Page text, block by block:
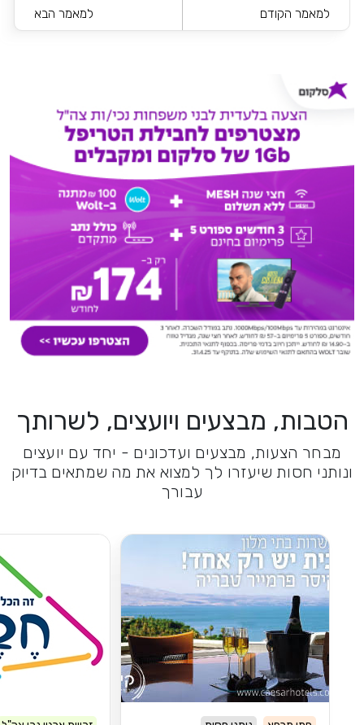
למאמר הקודם למאמר הבא
הטבות, מבצעים ויועצים, לשרותך
מבחר הצעות, מבצעים ועדכונים - יחד עם יועצים
ונותני חסות שיעזרו לך למצוא את מה שמתאים בדיוק
עבורך